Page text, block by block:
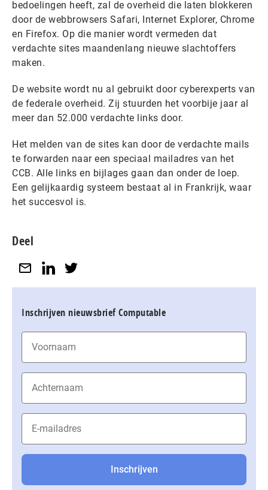
bedoelingen heeft, zal de overheid die laten blokkeren
door de webbrowsers Safari, Internet Explorer, Chrome
en Firefox. Op die manier wordt vermeden dat
verdachte sites maandenlang nieuwe slachtoffers
maken.
De website wordt nu al gebruikt door cyberexperts van
de federale overheid. Zij stuurden het voorbije jaar al
meer dan 52.000 verdachte links door.
Het melden van de sites kan door de verdachte mails
te forwarden naar een speciaal mailadres van het
CCB. Alle links en bijlages gaan dan onder de loep.
Een gelijkaardig systeem bestaat al in Frankrijk, waar
het succesvol is.
Deel
Inschrijven nieuwsbrief Computable